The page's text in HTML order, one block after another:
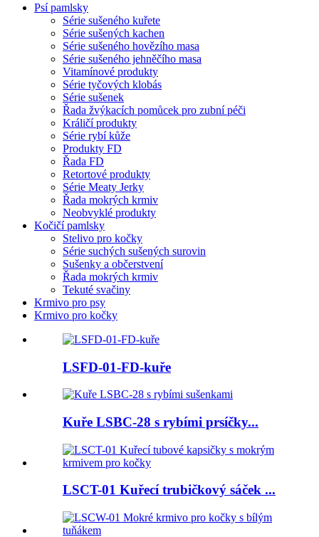
Psí pamlsky
Série sušeného kuřete
Série sušených kachen
Série sušeného hovězího masa
Série sušeného jehněčího masa
Vitamínové produkty
Série tyčových klobás
Série sušenek
Řada žvýkacích pomůcek pro zubní péči
Králičí produkty
Série rybí kůže
Produkty FD
Řada FD
Retortové produkty
Série Meaty Jerky
Řada mokrých krmiv
Neobvyklé produkty
Kočičí pamlsky
Stelivo pro kočky
Série suchých sušených surovin
Sušenky a občerstvení
Řada mokrých krmiv
Tekuté svačiny
Krmivo pro psy
Krmivo pro kočky
LSFD-01-FD-kuře
Kuře LSBC-28 s rybími prsíčky...
LSCT-01 Kuřecí trubičkový sáček ...